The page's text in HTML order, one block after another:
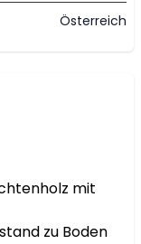
Österreich
mit
zu Boden